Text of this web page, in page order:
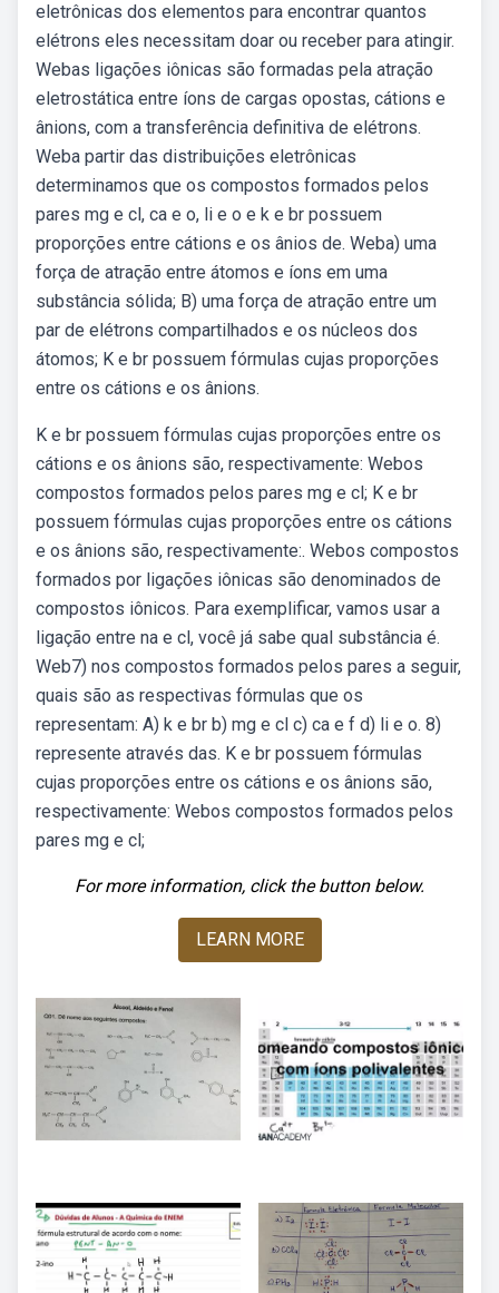
eletrônicas dos elementos para encontrar quantos
elétrons eles necessitam doar ou receber para atingir.
Webas ligações iônicas são formadas pela atração
eletrostática entre íons de cargas opostas, cátions e
ânions, com a transferência definitiva de elétrons.
Weba partir das distribuições eletrônicas
determinamos que os compostos formados pelos
pares mg e cl, ca e o, li e o e k e br possuem
proporções entre cátions e os ânios de. Weba) uma
força de atração entre átomos e íons em uma
substância sólida; B) uma força de atração entre um
par de elétrons compartilhados e os núcleos dos
átomos; K e br possuem fórmulas cujas proporções
entre os cátions e os ânions.
K e br possuem fórmulas cujas proporções entre os
cátions e os ânions são, respectivamente: Webos
compostos formados pelos pares mg e cl; K e br
possuem fórmulas cujas proporções entre os cátions
e os ânions são, respectivamente:. Webos compostos
formados por ligações iônicas são denominados de
compostos iônicos. Para exemplificar, vamos usar a
ligação entre na e cl, você já sabe qual substância é.
Web7) nos compostos formados pelos pares a seguir,
quais são as respectivas fórmulas que os
representam: A) k e br b) mg e cl c) ca e f d) li e o. 8)
represente através das. K e br possuem fórmulas
cujas proporções entre os cátions e os ânions são,
respectivamente: Webos compostos formados pelos
pares mg e cl;
For more information, click the button below.
LEARN MORE